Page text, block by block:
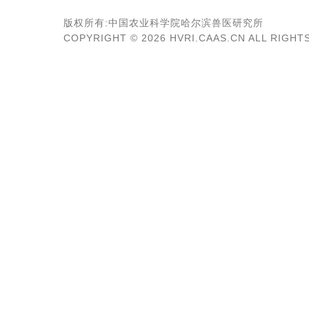
版权所有:中国农业科学院哈尔滨兽医研究所
COPYRIGHT © 2026 HVRI.CAAS.CN ALL